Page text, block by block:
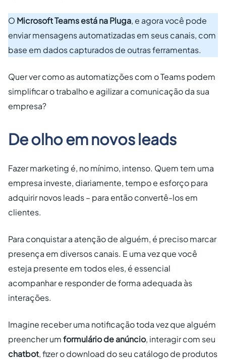
O Microsoft Teams está na Pluga, e agora você pode
enviar mensagens automatizadas em seus canais, com
base em dados capturados de outras ferramentas.
Quer ver como as automatizções com o Teams podem
simplificar o trabalho e agilizar a comunicação da sua
empresa?
De olho em novos leads
Fazer marketing é, no mínimo, intenso. Quem tem uma
empresa investe, diariamente, tempo e esforço para
adquirir novos leads – para então convertê-los em
clientes.
Para conquistar a atenção de alguém, é preciso marcar
presença em diversos canais. E uma vez que você
esteja presente em todos eles, é essencial
acompanhar e responder de forma adequada às
interações.
Imagine receber uma notificação toda vez que alguém
preencher umformulário de anúncio, interagir com seu
chatbot, fizer o download do seu catálogo de produtos